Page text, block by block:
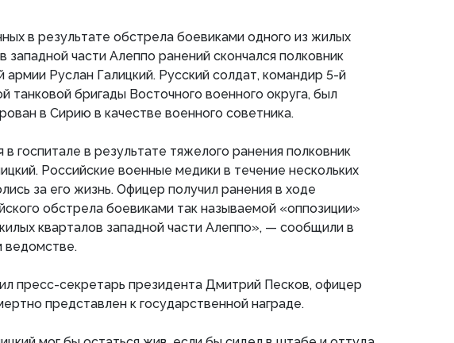
в результате обстрела боевиками одного из жилых
западной части Алеппо ранений скончался полковник
армии Руслан Галицкий. Русский солдат, командир 5-й
танковой бригады Восточного военного округа, был
в Сирию в качестве военного советника.
в госпитале в результате тяжелого ранения полковник
Российские военные медики в течение нескольких
за его жизнь. Офицер получил ранения в ходе
обстрела боевиками так называемой «оппозиции»
кварталов западной части Алеппо», — сообщили в
ведомстве.
пресс-секретарь президента Дмитрий Песков, офицер
представлен к государственной награде.